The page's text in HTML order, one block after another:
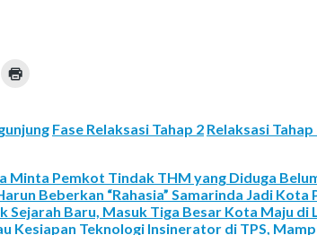
Fase Relaksasi Tahap 2 Relaksasi Tahap
Minta Pemkot Tindak THM yang Diduga
Beberkan “Rahasia” Samarinda Jadi Kota
Sejarah Baru, Masuk Tiga Besar Kota Maju di
Kesiapan Teknologi Insinerator di TPS,